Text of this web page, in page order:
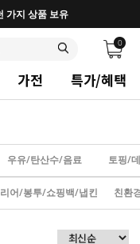
가지 상품 보유
0
가전 특가/혜택
우유/탄산수/음료 토핑/
어/봉투/쇼핑백/냅킨 친환